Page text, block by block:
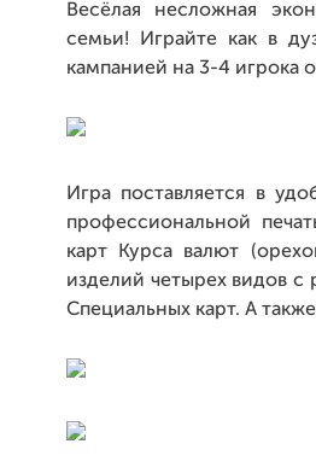
Весёлая несложная
семьи! Играйте как в
кампанией на 3-4 игрока
Игра поставляется в
профессиональной
карт Курса валют
изделий четырех видов с
Специальных карт. А